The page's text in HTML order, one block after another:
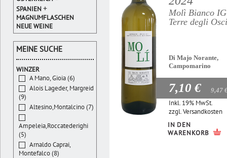
Molì Bianco
Terre degli Osci
Di Majo Norante,
Campomarino
7,10 € 9,47
Inkl. 19% MwSt.
zzgl.Versandkosten
IN DEN
WARENKORB
SPANIEN+
MAGNUMFLASCHEN
NEUE WEINE
MEINE SUCHE
WINZER
A Mano, Gioia (6)
Alois Lageder, Margreid
(9)
Altesino,Montalcino (7)
Ampeleia,Roccatederighi
(5)
Arnaldo Caprai,
Montefalco (8)